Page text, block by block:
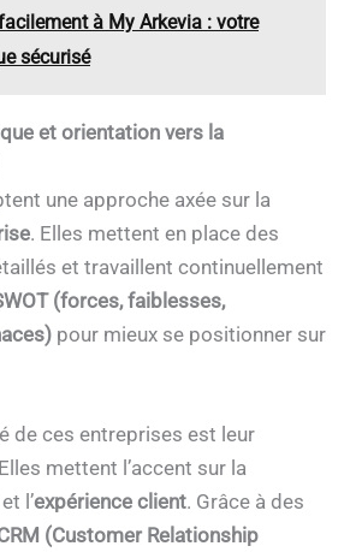
à My Arkevia : votre
sécurisé
et orientation vers la
une approche axée sur la
. Elles mettent en place des
et travaillent continuellement
(forces, faiblesses,
pour mieux se positionner sur
de ces entreprises est leur
mettent l’accent sur la
et l’expérience client. Grâce à des
(Customer Relationship